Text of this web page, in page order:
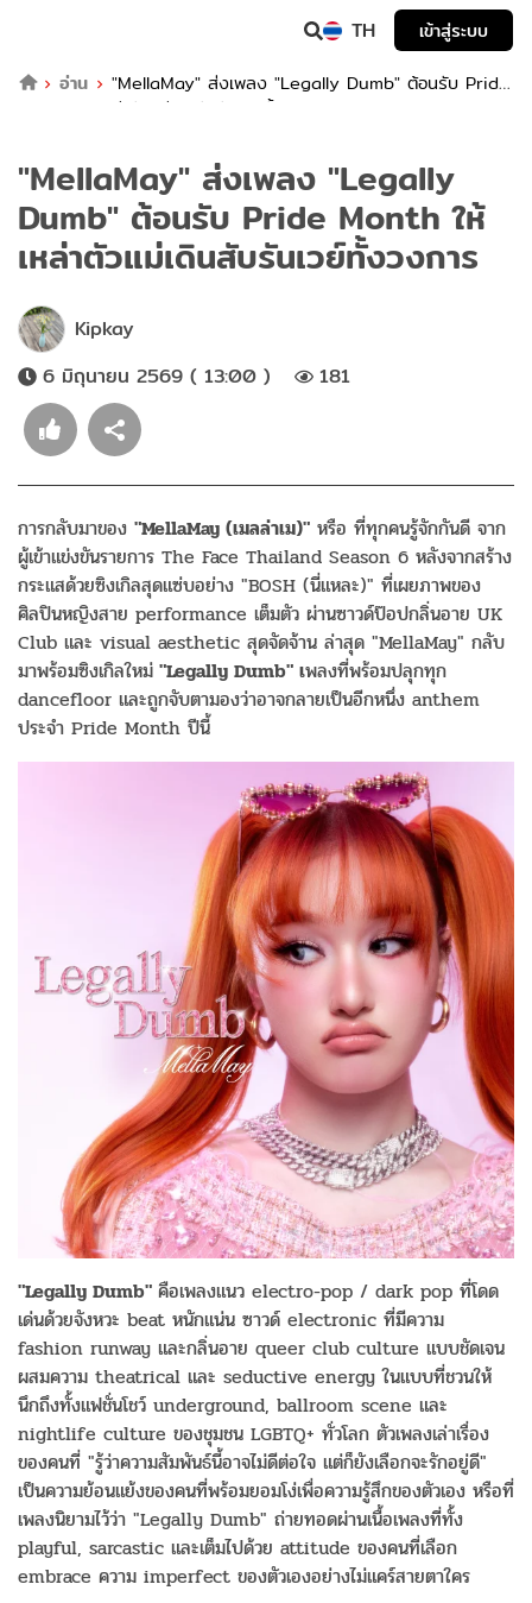
TH
เข้าสู่ระบบ
อ่าน
"MellaMay" ส่งเพลง "Legally Dumb" ต้อนรับ Pride
Month ให้เหล่าตัวแม่เดินสับรันเวย์ทั้งวงการ
"MellaMay" ส่งเพลง "Legally
Dumb" ต้อนรับ Pride Month ให้
เหล่าตัวแม่เดินสับรันเวย์ทั้งวงการ
Kipkay
6 มิถุนายน 2569 ( 13:00 )
181
การกลับมาของ "MellaMay (เมลล่าเม)" หรือ ที่ทุกคนรู้จักกันดี จาก
ผู้เข้าแข่งขันรายการ The Face Thailand Season 6 หลังจากสร้าง
กระแสด้วยซิงเกิลสุดแซ่บอย่าง "BOSH (นี่แหละ)" ที่เผยภาพของ
ศิลปินหญิงสาย performance เต็มตัว ผ่านซาวด์ป๊อปกลิ่นอาย UK
Club และ visual aesthetic สุดจัดจ้าน ล่าสุด "MellaMay" กลับ
มาพร้อมซิงเกิลใหม่ "Legally Dumb" เพลงที่พร้อมปลุกทุก
dancefloor และถูกจับตามองว่าอาจกลายเป็นอีกหนึ่ง anthem
ประจำ Pride Month ปีนี้
"Legally Dumb" คือเพลงแนว electro-pop / dark pop ที่โดด
เด่นด้วยจังหวะ beat หนักแน่น ซาวด์ electronic ที่มีความ
fashion runway และกลิ่นอาย queer club culture แบบชัดเจน
ผสมความ theatrical และ seductive energy ในแบบที่ชวนให้
นึกถึงทั้งแฟชั่นโชว์ underground, ballroom scene และ
nightlife culture ของชุมชน LGBTQ+ ทั่วโลก ตัวเพลงเล่าเรื่อง
ของคนที่ "รู้ว่าความสัมพันธ์นี้อาจไม่ดีต่อใจ แต่ก็ยังเลือกจะรักอยู่ดี"
เป็นความย้อนแย้งของคนที่พร้อมยอมโง่เพื่อความรู้สึกของตัวเอง หรือที่
เพลงนิยามไว้ว่า "Legally Dumb" ถ่ายทอดผ่านเนื้อเพลงที่ทั้ง
playful, sarcastic และเต็มไปด้วย attitude ของคนที่เลือก
embrace ความ imperfect ของตัวเองอย่างไม่แคร์สายตาใคร